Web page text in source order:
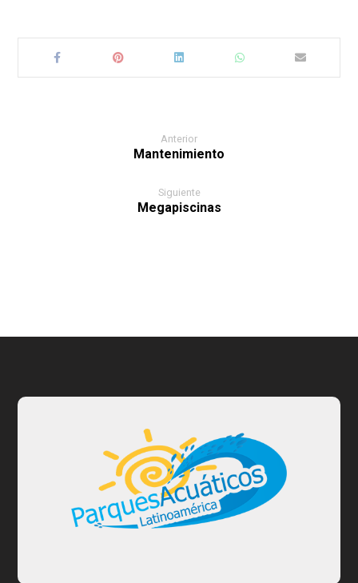
Anterior
Mantenimiento
Siguiente
Megapiscinas